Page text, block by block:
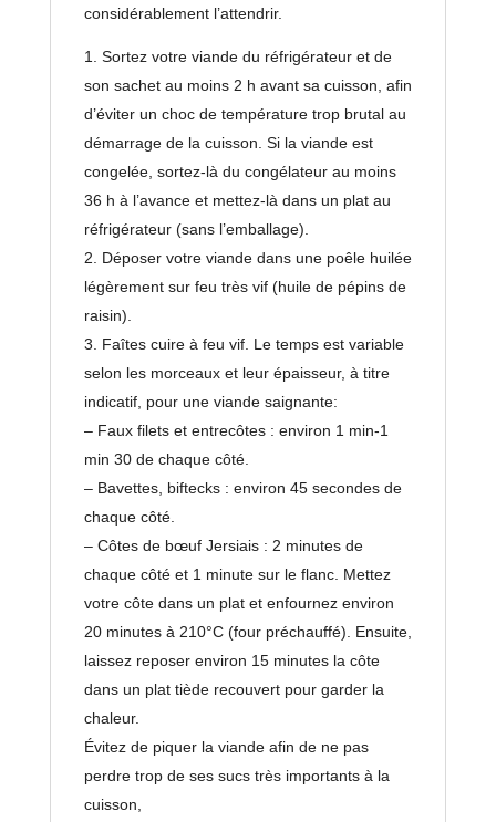
considérablement l’attendrir.
Sortez votre viande du réfrigérateur et de
son sachet au moins 2 h avant sa cuisson, afin
d’éviter un choc de température trop brutal au
démarrage de la cuisson. Si la viande est
congelée, sortez-là du congélateur au moins
36 h à l’avance et mettez-là dans un plat au
réfrigérateur (sans l’emballage).
Déposer votre viande dans une poêle huilée
légèrement sur feu très vif (huile de pépins de
raisin).
Faîtes cuire à feu vif. Le temps est variable
selon les morceaux et leur épaisseur, à titre
indicatif, pour une viande saignante:
– Faux filets et entrecôtes : environ 1 min-1
min 30 de chaque côté.
– Bavettes, biftecks : environ 45 secondes de
chaque côté.
– Côtes de bœuf Jersiais : 2 minutes de
chaque côté et 1 minute sur le flanc. Mettez
votre côte dans un plat et enfournez environ
20 minutes à 210°C (four préchauffé). Ensuite,
laissez reposer environ 15 minutes la côte
dans un plat tiède recouvert pour garder la
chaleur.
Évitez de piquer la viande afin de ne pas
perdre trop de ses sucs très importants à la
cuisson,